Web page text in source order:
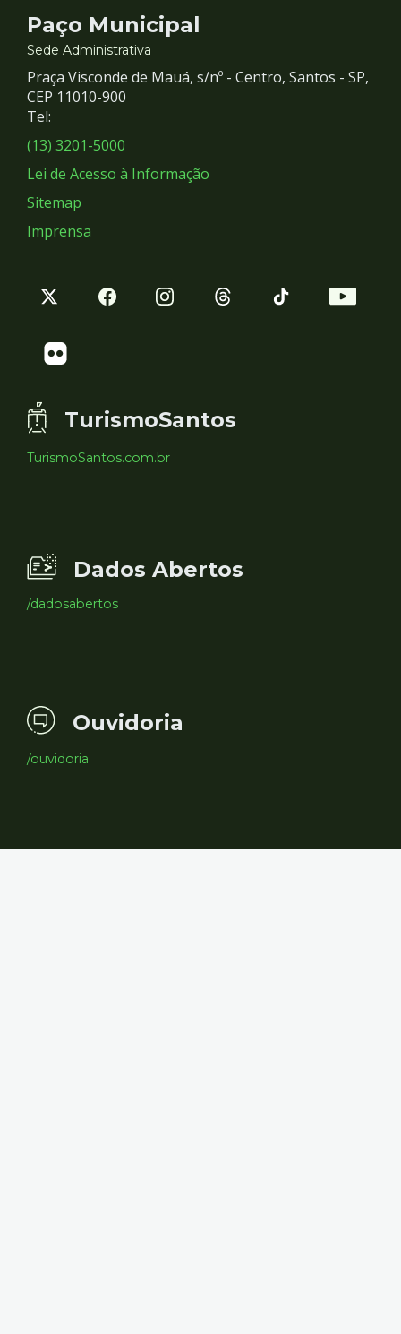
Contato
e
Redes
Sociais
Paço Municipal
Sede Administrativa
Praça Visconde de Mauá, s/nº - Centro, Santos - SP,
CEP 11010-900
Tel:
(13) 3201-5000
Lei de Acesso à Informação
Sitemap
Imprensa
TurismoSantos
TurismoSantos.com.br
Dados Abertos
/dadosabertos
Ouvidoria
/ouvidoria